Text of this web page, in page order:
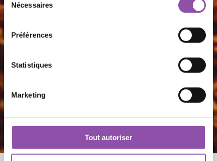
Nécessaires
Préférences
Statistiques
Marketing
Tout autoriser